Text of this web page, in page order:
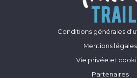
Conditions générales
Mentions légales
Vie privée et
Partenaires